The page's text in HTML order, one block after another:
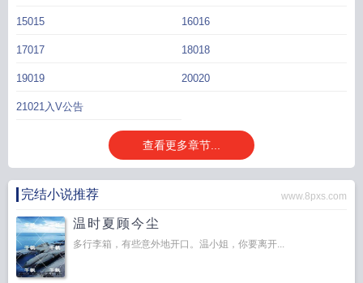
可却因他身兼提举皇城司一职，各家贵女纷纷退避三舍。 - 身为皇城司最
知凡几。 还说他为了逼供，曾亲手把人给扒皮抽筋，还时常把人脑袋割下来
看了那人一眼。 就见他一身沉沉肃杀之气，面色冷若冰霜，一双眸子寒厉如
刀，直直朝她望来。 她素来胆小，只这一眼，便吓得魂不守舍，连日高热不
退。 - 奈何君命如山，圣旨既下，断无反悔之理。 父亲不过是个六品
工部郎中，官微言轻，她怎敢因一己私念，连累疼她入骨的父母家人。 万般
无奈之下，她忐忑不安嫁了过去。 - 所幸，那人倒也如传闻一般，对女色
极为冷淡。 新婚之夜，他只在榻上躺了一夜，天未亮，便应诏出征。 这
一走，便是三年。 叶晚楹落得清静自在。 公婆喜爱，多有纵容，叶晚楹
被惯的，时常忘了自己是英国公府的儿媳，总以为是他们二老的亲生女
儿。 - 正得意忘形之际，那三年不见的夫君打了胜仗，回来了。 重逢
那晚，那煞气更重，越发魁梧的男人向她走来。 叶晚楹大梦初醒，哆嗦着
15015 16016
17017 18018
19019 20020
21021入V公告
查看更多章节...
完结小说推荐 www.8pxs.com
温时夏顾今尘
多行李箱，有些意外地开口。温小姐，你要离开...